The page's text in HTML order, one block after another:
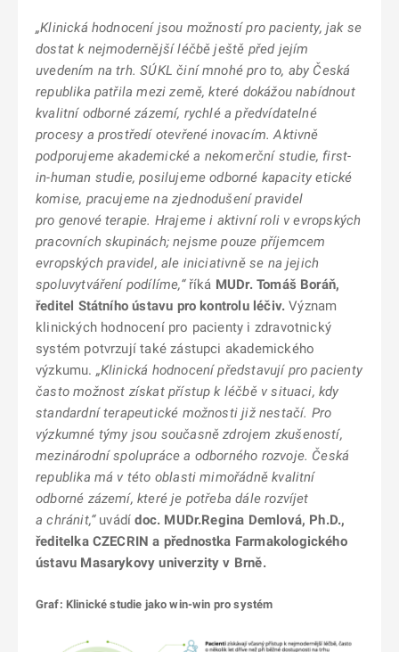
„Klinická hodnocení jsou možností pro pacienty, jak se
dostat k nejmodernější léčbě ještě před jejím
uvedením na trh. SÚKL činí mnohé pro to, aby Česká
republika patřila mezi země, které dokážou nabídnout
kvalitní odborné zázemí, rychlé a předvídatelné
procesy a prostředí otevřené inovacím. Aktivně
podporujeme akademické a nekomerční studie, first-
in-human studie, posilujeme odborné kapacity etické
komise, pracujeme na zjednodušení pravidel
pro genové terapie. Hrajeme i aktivní roli v evropských
pracovních skupinách; nejsme pouze příjemcem
evropských pravidel, ale iniciativně se na jejich
spoluvytváření podílíme,“říká MUDr. Tomáš Boráň,
ředitel Státního ústavu pro kontrolu léčiv. Význam
klinických hodnocení pro pacienty i zdravotnický
systém potvrzují také zástupci akademického
výzkumu. „Klinická hodnocení představují pro pacienty
často možnost získat přístup k léčbě v situaci, kdy
standardní terapeutické možnosti již nestačí. Pro
výzkumné týmy jsou současně zdrojem zkušeností,
mezinárodní spolupráce a odborného rozvoje. Česká
republika má v této oblasti mimořádně kvalitní
odborné zázemí, které je potřeba dále rozvíjet
a chránit,“uvádídoc. MUDr.Regina Demlová, Ph.D.,
ředitelka CZECRIN a přednostka Farmakologického
ústavu Masarykovy univerzity v Brně.
Graf: Klinické studie jako win-win pro systém